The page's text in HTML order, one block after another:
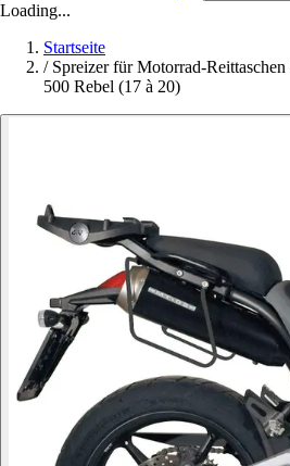
Loading...
Startseite
/ Spreizer für Motorrad-
500 Rebel (17 à 20)